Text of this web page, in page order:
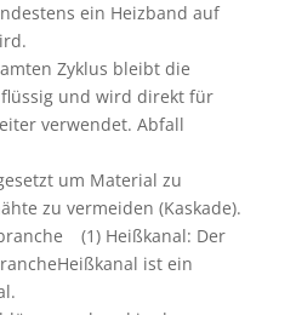
ein Heizband auf
Zyklus bleibt die
und wird direkt für
verwendet. Abfall
um Material zu
zu vermeiden (Kaskade).
(1) Heißkanal: Der
Heißkanal ist ein